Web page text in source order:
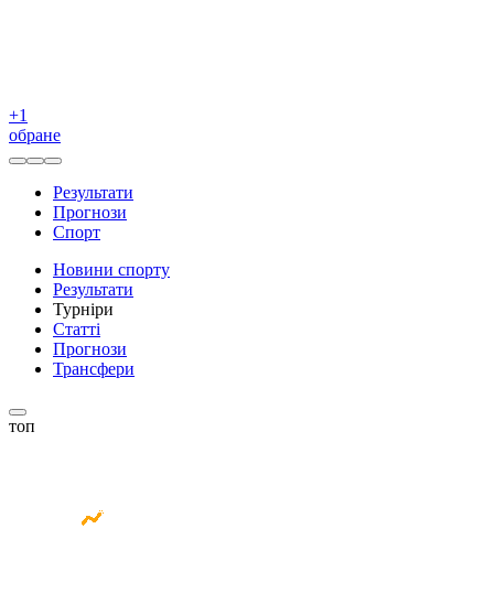
+1
обране
Результати
Прогнози
Спорт
Новини спорту
Результати
Турніри
Статті
Прогнози
Трансфери
топ